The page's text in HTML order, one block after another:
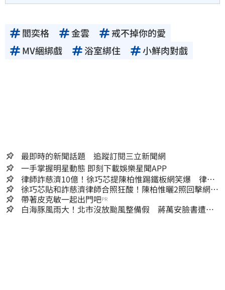
閻奕格 金雲
戒不掉你的愛
MV綑綁戲
浴室綁住 小鮮肉對戲
最即時的新聞話題 追蹤訂閱三立新聞網
一手掌握明星動態 即刻下載娛樂星聞APP
律師詐慈濟10億！徐巧芯提陳柏惟踢鐵板網笑爆 律師
再曬1照補刀
徐巧芯貼和詐慈濟律師合照狂酸！陳柏惟曬2照回擊網笑
翻
帶著皮克敏一起出門吧PR
白海豚風雨大！北市沒放颱風整備假 蔣萬安臉書遭網